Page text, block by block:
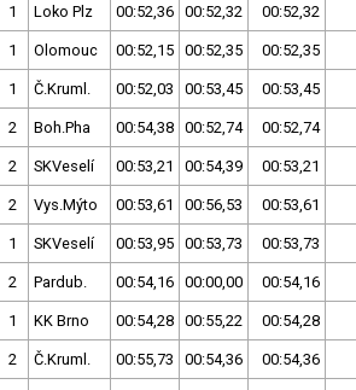
1 Loko Plz 00:52,36 00:52,32 00:52,32
1 Olomouc 00:52,15 00:52,35 00:52,35
1 Č.Kruml. 00:52,03 00:53,45 00:53,45
2 Boh.Pha 00:54,38 00:52,74 00:52,74
2 SKVeselí 00:53,21 00:54,39 00:53,21
2 Vys.Mýto 00:53,61 00:56,53 00:53,61
1 SKVeselí 00:53,95 00:53,73 00:53,73
2 Pardub. 00:54,16 00:00,00 00:54,16
1 KK Brno 00:54,28 00:55,22 00:54,28
2 Č.Kruml. 00:55,73 00:54,36 00:54,36